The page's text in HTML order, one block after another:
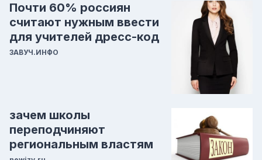
Почти 60% россиян
считают нужным ввести
для учителей дресс-код
ЗАВУЧ.ИНФО
зачем школы
переподчиняют
региональным властям